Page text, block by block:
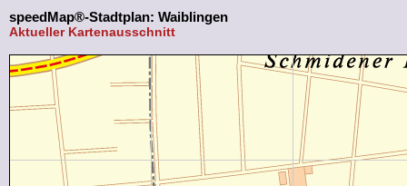
speedMap®-Stadtplan: Waiblingen
Aktueller Kartenausschnitt